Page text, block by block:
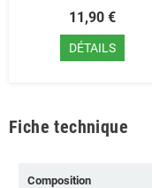
11,90 €
DÉTAILS
Fiche technique
Composition